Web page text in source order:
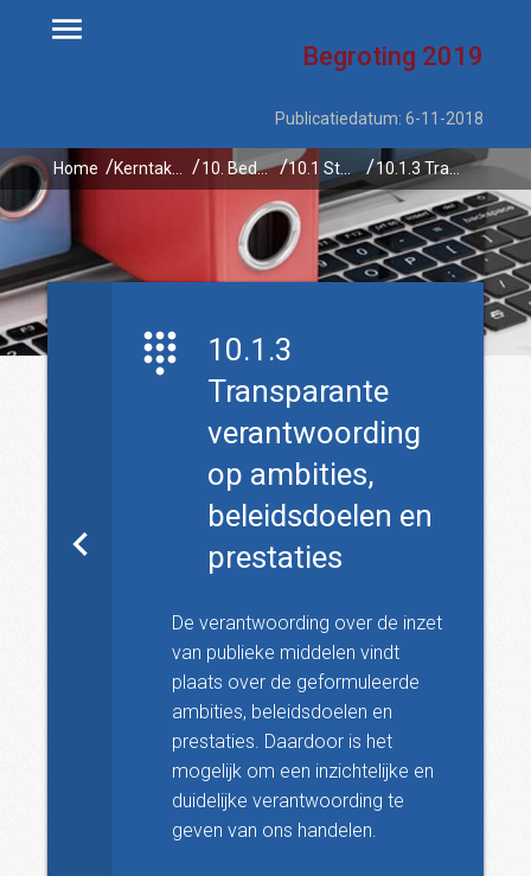
Begroting 2019
Publicatiedatum: 6-11-2018
Home 10. Bedrijfsvoering 10.1.3 Transparante verantwoording op ambities, beleidsdoelen en prestaties
10.1.3
Transparante
verantwoording
op ambities,
beleidsdoelen en
prestaties
De verantwoording over de inzet
van publieke middelen vindt
plaats over de geformuleerde
ambities, beleidsdoelen en
prestaties. Daardoor is het
mogelijk om een inzichtelijke en
duidelijke verantwoording te
geven van ons handelen.